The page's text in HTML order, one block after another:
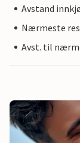
Avstand
Nærmeste
Avst. til